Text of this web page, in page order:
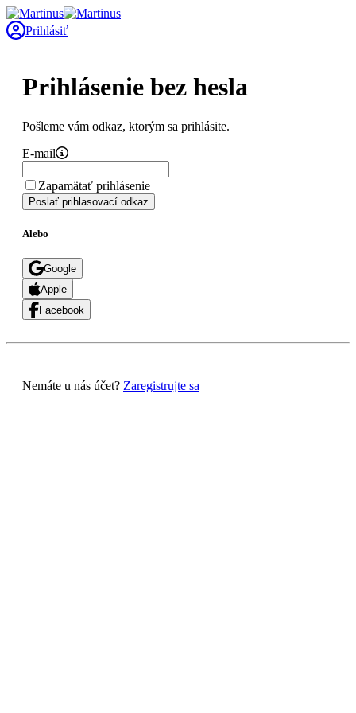
Prihlásiť
Prihlásenie bez hesla
Pošleme vám odkaz, ktorým sa prihlásite.
E-mail
Zapamätať prihlásenie
Poslať prihlasovací odkaz
Alebo
Google
Apple
Facebook
Nemáte u nás účet? Zaregistrujte sa